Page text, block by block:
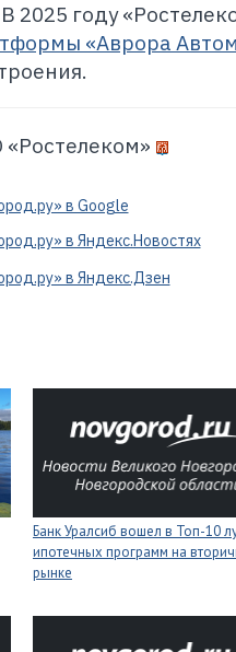
2025 году
«Аврора
«Ростелеком»
в Google
в Яндекс.Новостях
в Яндекс.Дзен
Банк Уралсиб вошел в Топ-10
ипотечных программ на
рынке